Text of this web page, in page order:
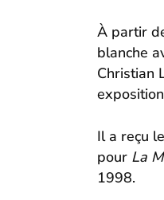
À partir
blanche
Christian
Il a reçu
pour La
1998.